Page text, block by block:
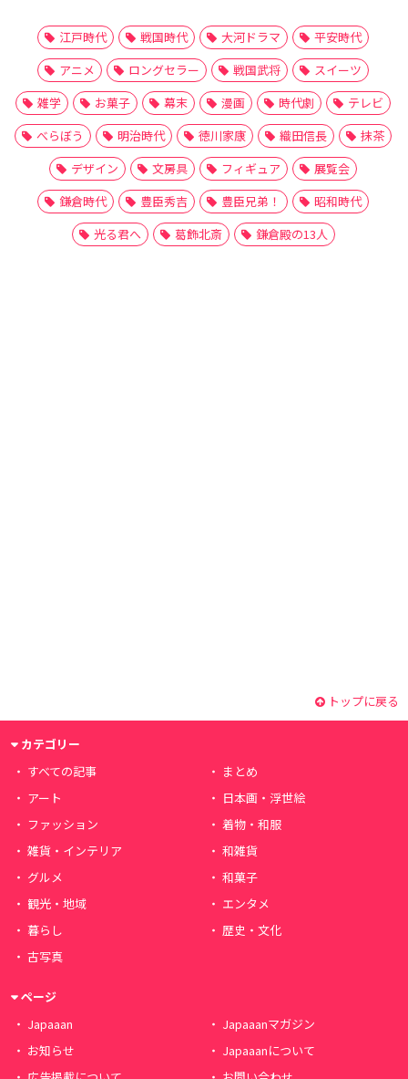
江戸時代 戦国時代 大河ドラマ
平安時代
アニメ
ロングセラー 戦国武将
スイーツ
雑学
お菓子 幕末 漫画 時代劇
テレビ
べらぼう
明治時代 徳川家康 織田信長
抹茶
デザイン
文房具 フィギュア
展覧会
鎌倉時代
豊臣秀吉 豊臣兄弟！
昭和時代
光る君へ
葛飾北斎 鎌倉殿の13人
トップに戻る
カテゴリー
すべての記事
まとめ
アート
日本画・浮世絵
ファッション
着物・和服
雑貨・インテリア
和雑貨
グルメ
和菓子
観光・地域
エンタメ
暮らし
歴史・文化
古写真
ページ
Japaaan
Japaaanマガジン
お知らせ
Japaaanについて